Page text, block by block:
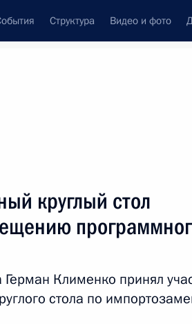
Структура Видео и фото
круглый стол
Клименко принял
стола по